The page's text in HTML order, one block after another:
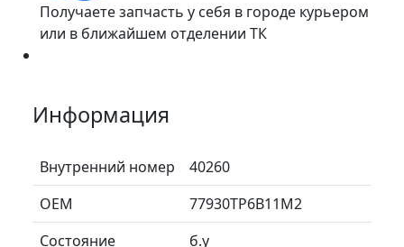
Получаете запчасть у себя в городе курьером
или в ближайшем отделении ТК
Информация
Внутренний номер
40260
ОЕМ
77930TP6B11M2
Состояние
б.у